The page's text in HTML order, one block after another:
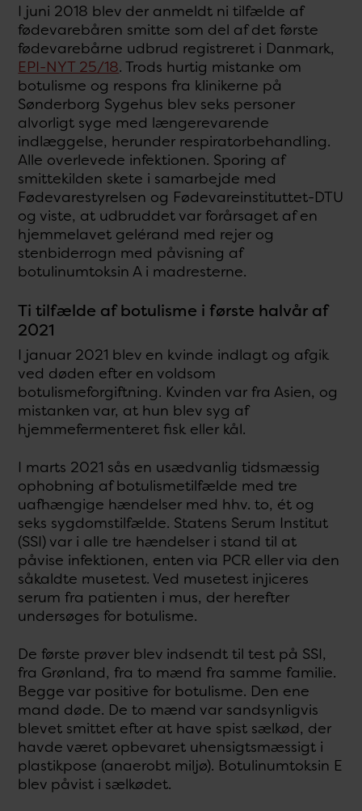
I juni 2018 blev der anmeldt ni tilfælde af
fødevarebåren smitte som del af det første
fødevarebårne udbrud registreret i Danmark,
EPI-NYT 25/18. Trods hurtig mistanke om
botulisme og respons fra klinikerne på
Sønderborg Sygehus blev seks personer
alvorligt syge med længerevarende
indlæggelse, herunder respiratorbehandling.
Alle overlevede infektionen. Sporing af
smittekilden skete i samarbejde med
Fødevarestyrelsen og Fødevareinstituttet-DTU
og viste, at udbruddet var forårsaget af en
hjemmelavet gelérand med rejer og
stenbiderrogn med påvisning af
botulinumtoksin A i madresterne.
Ti tilfælde af botulisme i første halvår af
2021
I januar 2021 blev en kvinde indlagt og afgik
ved døden efter en voldsom
botulismeforgiftning. Kvinden var fra Asien, og
mistanken var, at hun blev syg af
hjemmefermenteret fisk eller kål.
I marts 2021 sås en usædvanlig tidsmæssig
ophobning af botulismetilfælde med tre
uafhængige hændelser med hhv. to, ét og
seks sygdomstilfælde. Statens Serum Institut
(SSI) var i alle tre hændelser i stand til at
påvise infektionen, enten via PCR eller via den
såkaldte musetest. Ved musetest injiceres
serum fra patienten i mus, der herefter
undersøges for botulisme.
De første prøver blev indsendt til test på SSI,
fra Grønland, fra to mænd fra samme familie.
Begge var positive for botulisme. Den ene
mand døde. De to mænd var sandsynligvis
blevet smittet efter at have spist sælkød, der
havde været opbevaret uhensigtsmæssigt i
plastikpose (anaerobt miljø). Botulinumtoksin E
blev påvist i sælkødet.